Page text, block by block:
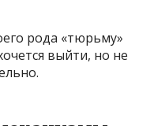
рода «тюрьму»
выйти, но не